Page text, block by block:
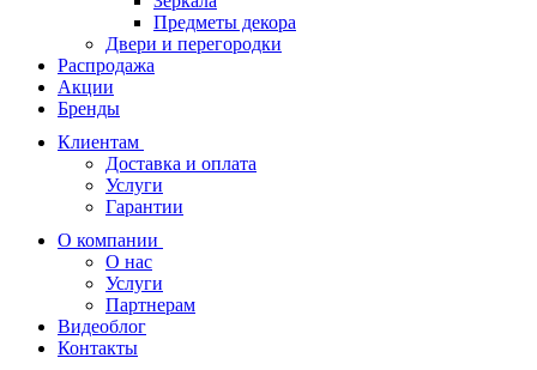
Предметы декора
Двери и перегородки
Распродажа
Акции
Бренды
Клиентам
Доставка и оплата
Услуги
Гарантии
О компании
О нас
Услуги
Партнерам
Видеоблог
Контакты